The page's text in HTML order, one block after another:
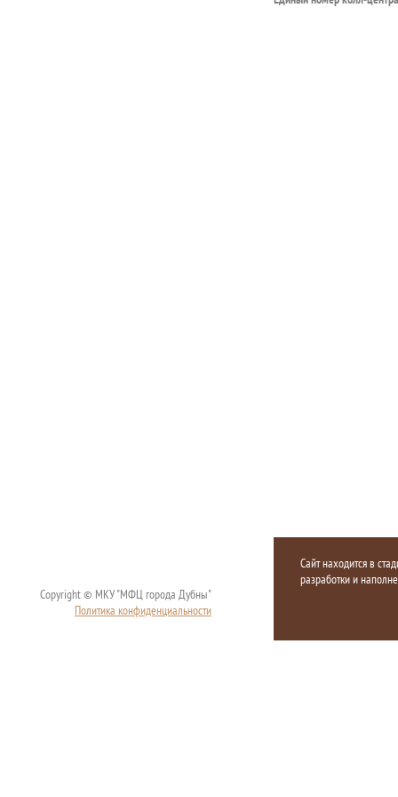
Copyright © МКУ "МФЦ города Дубны"
Политика конфиденциальности
Сайт находится в
разработки и